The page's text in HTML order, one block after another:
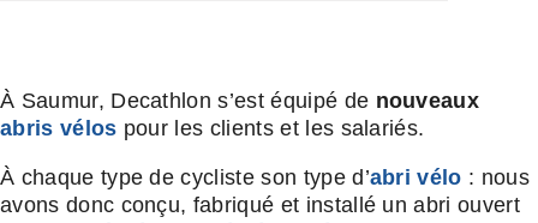
À Saumur, Decathlon s’est équipé de nouveaux
abris vélos pour les clients et les salariés.
À chaque type de cycliste son type d’abri vélo : nous
avons donc conçu, fabriqué et installé un abri ouvert